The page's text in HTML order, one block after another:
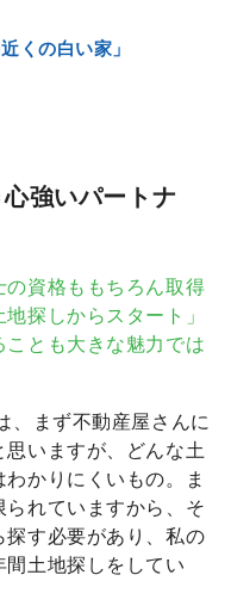
くの白い家」
強いパートナ
資格ももちろん取得
探しからスタート」
ことも大きな魅力では
、まず不動産屋さんに
いますが、どんな土
かりにくいもの。ま
れていますから、そ
す必要があり、私の
土地探しをしてい